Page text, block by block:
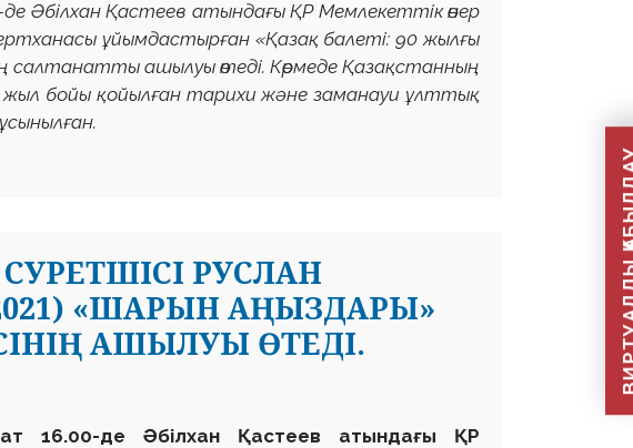
Әбілхан Қастеев атындағы ҚР Мемлекеттік өнер
ұйымдастырған «Қазақ балеті: 90 жылғы
салтанатты ашылуы өтеді. Көрмеде Қазақстанның
жыл бойы қойылған тарихи және заманауи ұлттық
СУРЕТШІСІ РУСЛАН
«ШАРЫН АҢЫЗДАРЫ»
АШЫЛУЫ ӨТЕДІ.
16.00-де Әбілхан Қастеев атындағы ҚР